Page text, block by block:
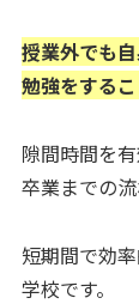
授業外でも
勉強をするこ
隙間時間を
卒業までの流
短期間で効
学校です。